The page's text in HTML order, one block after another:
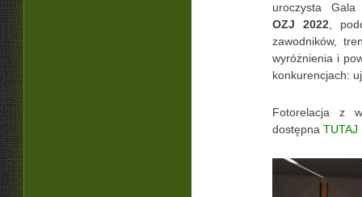
uroczysta
OZJ 2022 ,
zawodników,
wyróżnienia i
konkurencjach:
Fotorelacja z
dostępna TUTAJ